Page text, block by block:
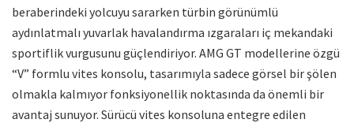
beraberindeki yolcuyu sararken türbin görünümlü
aydınlatmalı yuvarlak havalandırma ızgaraları iç mekandaki
sportiflik vurgusunu güçlendiriyor. AMG GT modellerine özgü
“V” formlu vites konsolu, tasarımıyla sadece görsel bir şölen
olmakla kalmıyor fonksiyonellik noktasında da önemli bir
avantaj sunuyor. Sürücü vites konsoluna entegre edilen